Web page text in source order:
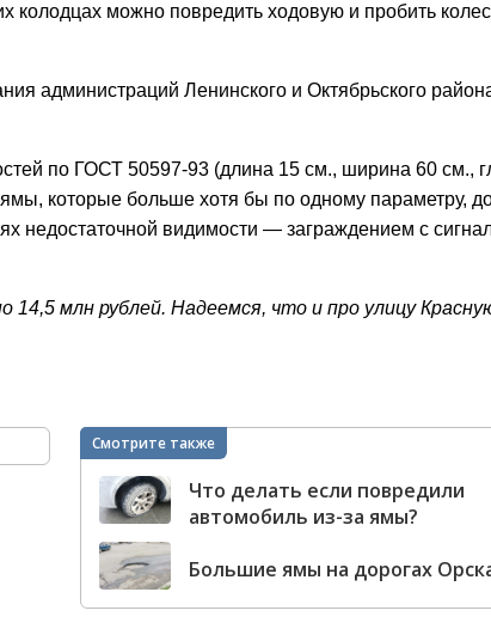
колодцах можно повредить ходовую и пробить
администраций Ленинского и Октябрьского
по ГОСТ 50597-93 (длина 15 см., ширина 60 см.,
которые больше хотя бы по одному параметру,
недостаточной видимости — заграждением с
14,5 млн рублей. Надеемся, что и про улицу
Смотрите также
Что делать если повредили
автомобиль из-за ямы?
Большие ямы на дорогах